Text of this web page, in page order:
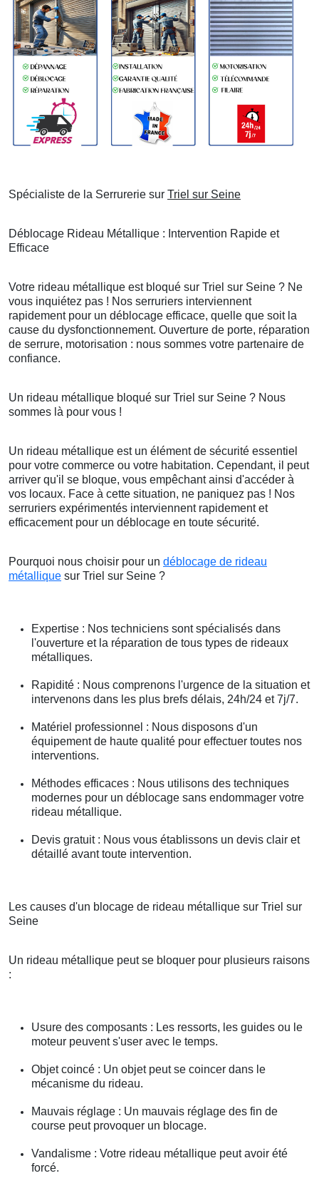
Spécialiste de la Serrurerie sur Triel sur Seine
Déblocage Rideau Métallique : Intervention Rapide et
Efficace
Votre rideau métallique est bloqué sur Triel sur Seine ? Ne
vous inquiétez pas ! Nos serruriers interviennent
rapidement pour un déblocage efficace, quelle que soit la
cause du dysfonctionnement. Ouverture de porte, réparation
de serrure, motorisation : nous sommes votre partenaire de
confiance.
Un rideau métallique bloqué sur Triel sur Seine ? Nous
sommes là pour vous !
Un rideau métallique est un élément de sécurité essentiel
pour votre commerce ou votre habitation. Cependant, il peut
arriver qu'il se bloque, vous empêchant ainsi d'accéder à
vos locaux. Face à cette situation, ne paniquez pas ! Nos
serruriers expérimentés interviennent rapidement et
efficacement pour un déblocage en toute sécurité.
Pourquoi nous choisir pour un déblocage de rideau
métallique sur Triel sur Seine ?
Expertise : Nos techniciens sont spécialisés dans
l'ouverture et la réparation de tous types de rideaux
métalliques.
Rapidité : Nous comprenons l'urgence de la situation et
intervenons dans les plus brefs délais, 24h/24 et 7j/7.
Matériel professionnel : Nous disposons d'un
équipement de haute qualité pour effectuer toutes nos
interventions.
Méthodes efficaces : Nous utilisons des techniques
modernes pour un déblocage sans endommager votre
rideau métallique.
Devis gratuit : Nous vous établissons un devis clair et
détaillé avant toute intervention.
Les causes d'un blocage de rideau métallique sur Triel sur
Seine
Un rideau métallique peut se bloquer pour plusieurs raisons
:
Usure des composants : Les ressorts, les guides ou le
moteur peuvent s'user avec le temps.
Objet coincé : Un objet peut se coincer dans le
mécanisme du rideau.
Mauvais réglage : Un mauvais réglage des fin de
course peut provoquer un blocage.
Vandalisme : Votre rideau métallique peut avoir été
forcé.